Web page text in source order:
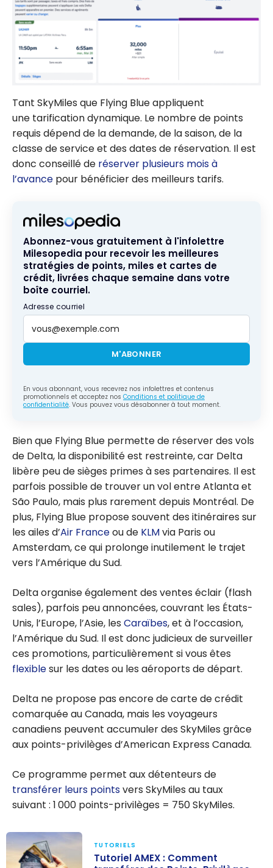
Tant SkyMiles que Flying Blue appliquent
une tarification dynamique. Le nombre de points
requis dépend de la demande, de la saison, de la
classe de service et des dates de réservation. Il est
donc conseillé de réserver plusieurs mois à
l’avance pour bénéficier des meilleurs tarifs.
Abonnez-vous gratuitement à l'infolettre
Milesopedia pour recevoir les meilleures
stratégies de points, miles et cartes de
crédit, livrées chaque semaine dans votre
boîte courriel.
Adresse courriel
M'ABONNER
En vous abonnant, vous recevrez nos infolettres et contenus
promotionnels et acceptez nos Conditions et politique de
confidentialité. Vous pouvez vous désabonner à tout moment.
Bien que Flying Blue permette de réserver des vols
de Delta, la disponibilité est restreinte, car Delta
libère peu de sièges primes à ses partenaires. Il est
parfois possible de trouver un vol entre Atlanta et
São Paulo, mais plus rarement depuis Montréal. De
plus, Flying Blue propose souvent des itinéraires sur
les ailes d’Air Franceou de KLMvia Paris ou
Amsterdam, ce qui prolonge inutilement le trajet
vers l’Amérique du Sud.
Delta organise également des ventes éclair (flash
sales), parfois peu annoncées, couvrant les États-
Unis, l’Europe, l’Asie, les Caraïbes, et à l’occasion,
l’Amérique du Sud. Il est donc judicieux de surveiller
ces promotions, particulièrement si vous êtes
flexiblesur les dates ou les aéroports de départ.
Delta ne propose pas encore de carte de crédit
comarquée au Canada, mais les voyageurs
canadiens peuvent accumuler des SkyMiles grâce
aux points-privilèges d’American Express Canada.
Ce programme permet aux détenteurs de
transférer leurs pointsvers SkyMiles au taux
suivant : 1 000 points-privilèges = 750 SkyMiles.
TUTORIELS
Tutoriel AMEX : Comment